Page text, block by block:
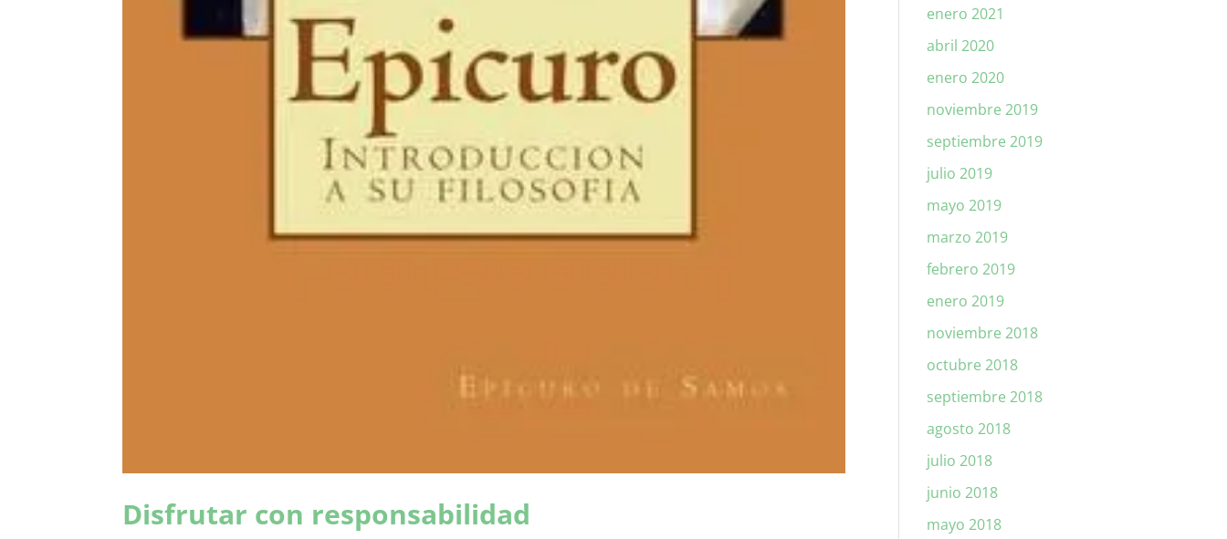
Disfrutar con responsabilidad
enero 2021
abril 2020
enero 2020
noviembre 2019
septiembre 2019
julio 2019
mayo 2019
marzo 2019
febrero 2019
enero 2019
noviembre 2018
octubre 2018
septiembre 2018
agosto 2018
julio 2018
junio 2018
mayo 2018